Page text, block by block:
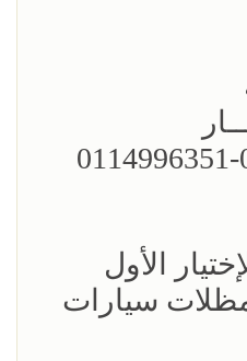
الأول
سيارات